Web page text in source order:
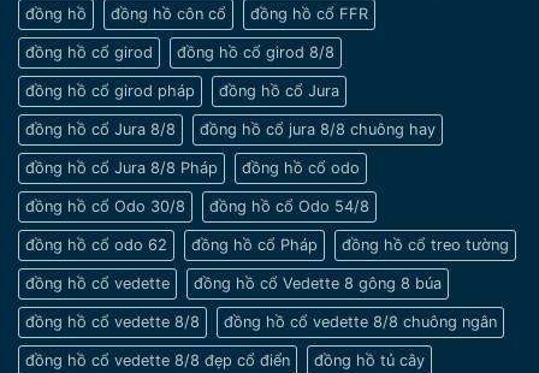
đồng hồ đồng hồ côn cổ đồng hồ cổ FFR
đồng hồ cổ girod đồng hồ cổ girod 8/8
đồng hồ cổ girod pháp đồng hồ cổ Jura
đồng hồ cổ Jura 8/8 đồng hồ cổ jura 8/8 chuông hay
đồng hồ cổ Jura 8/8 Pháp đồng hồ cổ odo
đồng hồ cổ Odo 30/8 đồng hồ cổ Odo 54/8
đồng hồ cổ odo 62 đồng hồ cổ Pháp đồng hồ cổ treo tường
đồng hồ cổ vedette đồng hồ cổ Vedette 8 gông 8 búa
đồng hồ cổ vedette 8/8 đồng hồ cổ vedette 8/8 chuông ngân
đồng hồ cổ vedette 8/8 đẹp cổ điển đồng hồ tủ cây